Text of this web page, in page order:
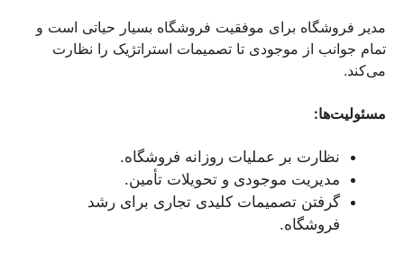
مدیر فروشگاه برای موفقیت فروشگاه بسیار حیاتی است و
تمام جوانب از موجودی تا تصمیمات استراتژیک را نظارت
می‌کند.
مسئولیت‌ها:
نظارت بر عملیات روزانه فروشگاه.
مدیریت موجودی و تحویلات تأمین.
گرفتن تصمیمات کلیدی تجاری برای رشد
فروشگاه.